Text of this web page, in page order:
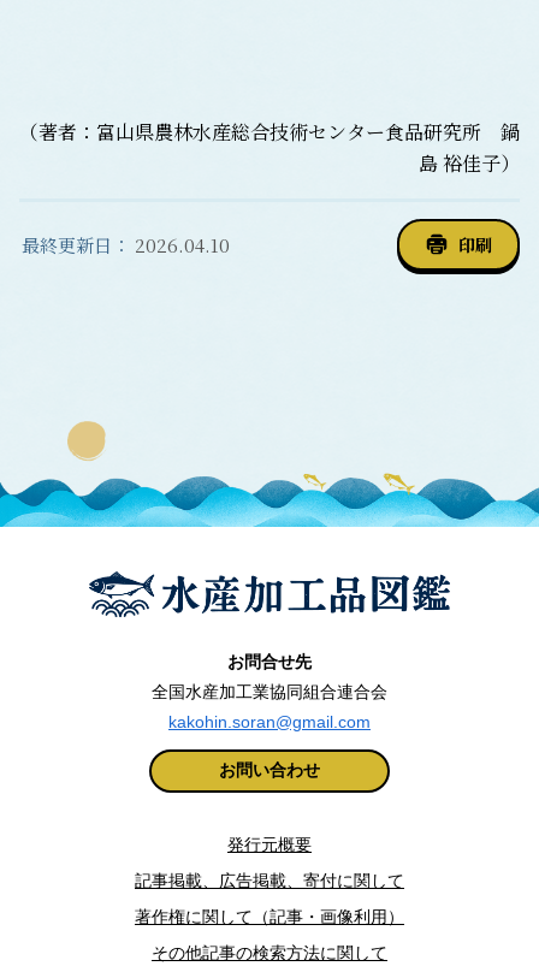
（著者：富山県農林水産総合技術センター食品研究所 鍋
島 裕佳子）
最終更新日： 2026.04.10 印刷
お問合せ先
全国水産加工業協同組合連合会
kakohin.soran@gmail.com
お問い合わせ
発行元概要
記事掲載、広告掲載、寄付に関して
著作権に関して（記事・画像利用）
その他記事の検索方法に関して